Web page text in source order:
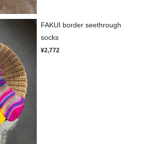
FAKUI border seethrough
socks
¥2,772